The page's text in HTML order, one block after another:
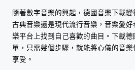
隨著數字音樂的興起，德國音樂下載
古典音樂還是現代流行音樂，音樂愛
樂平台上找到自己喜歡的曲目。下載
單，只需幾個步驟，就能將心儀的音
享受。